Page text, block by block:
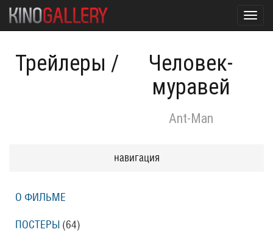
Трейлеры /
Человек-
муравей
Ant-Man
навигация
О ФИЛЬМЕ
ПОСТЕРЫ (64)